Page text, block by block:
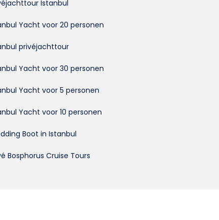
Istanbul
Yacht voor 20 personen
privéjachttour
Yacht voor 30 personen
Yacht voor 5 personen
Yacht voor 10 personen
Boot in Istanbul
Bosphorus Cruise Tours